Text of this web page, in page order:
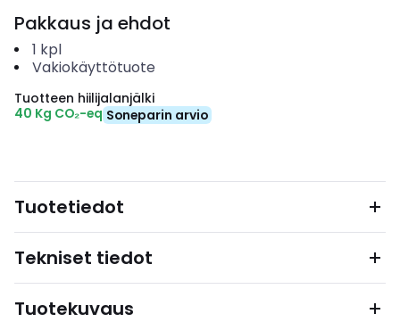
Pakkaus ja ehdot
1 kpl
Vakiokäyttötuote
Tuotteen hiilijalanjälki
40 Kg CO₂-eq Soneparin arvio
Tuotetiedot
Tekniset tiedot
Tuotekuvaus